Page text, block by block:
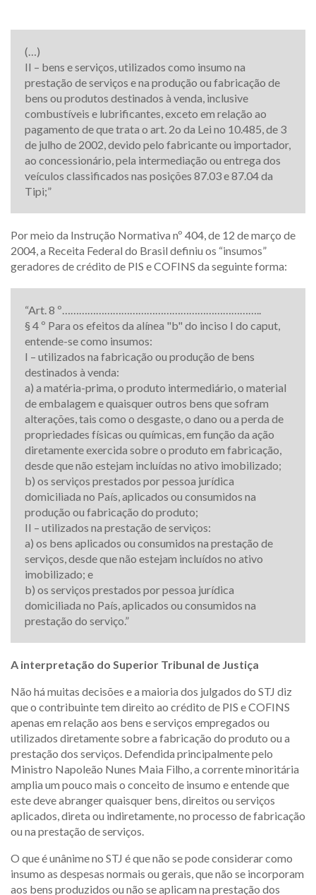
(…)
II – bens e serviços, utilizados como insumo na
prestação de serviços e na produção ou fabricação de
bens ou produtos destinados à venda, inclusive
combustíveis e lubrificantes, exceto em relação ao
pagamento de que trata o art. 2o da Lei no 10.485, de 3
de julho de 2002, devido pelo fabricante ou importador,
ao concessionário, pela intermediação ou entrega dos
veículos classificados nas posições 87.03 e 87.04 da
Tipi;”
Por meio da Instrução Normativa nº 404, de 12 de março de
2004, a Receita Federal do Brasil definiu os “insumos”
geradores de crédito de PIS e COFINS da seguinte forma:
“Art. 8 º……………………………………………………………..
§ 4 º Para os efeitos da alínea "b" do inciso I do caput,
entende-se como insumos:
I – utilizados na fabricação ou produção de bens
destinados à venda:
a) a matéria-prima, o produto intermediário, o material
de embalagem e quaisquer outros bens que sofram
alterações, tais como o desgaste, o dano ou a perda de
propriedades físicas ou químicas, em função da ação
diretamente exercida sobre o produto em fabricação,
desde que não estejam incluídas no ativo imobilizado;
b) os serviços prestados por pessoa jurídica
domiciliada no País, aplicados ou consumidos na
produção ou fabricação do produto;
II – utilizados na prestação de serviços:
a) os bens aplicados ou consumidos na prestação de
serviços, desde que não estejam incluídos no ativo
imobilizado; e
b) os serviços prestados por pessoa jurídica
domiciliada no País, aplicados ou consumidos na
prestação do serviço.”
A interpretação do Superior Tribunal de Justiça
Não há muitas decisões e a maioria dos julgados do STJ diz
que o contribuinte tem direito ao crédito de PIS e COFINS
apenas em relação aos bens e serviços empregados ou
utilizados diretamente sobre a fabricação do produto ou a
prestação dos serviços. Defendida principalmente pelo
Ministro Napoleão Nunes Maia Filho, a corrente minoritária
amplia um pouco mais o conceito de insumo e entende que
este deve abranger quaisquer bens, direitos ou serviços
aplicados, direta ou indiretamente, no processo de fabricação
ou na prestação de serviços.
O que é unânime no STJ é que não se pode considerar como
insumo as despesas normais ou gerais, que não se incorporam
aos bens produzidos ou não se aplicam na prestação dos